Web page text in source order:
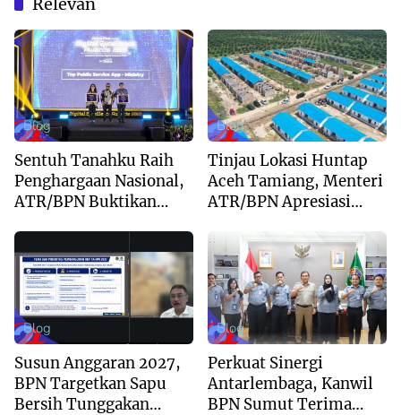
Blog
Sentuh Tanahku Raih
Penghargaan Nasional,
ATR/BPN Buktikan
Blog
Tinjau Lokasi Huntap
Aceh Tamiang, Menteri
ATR/BPN Apresiasi
Buddha Tzu Chi dan
Aguan
Blog
Susun Anggaran 2027,
BPN Targetkan Sapu
Bersih Tunggakan
Blog
Perkuat Sinergi
Antarlembaga, Kanwil
BPN Sumut Terima